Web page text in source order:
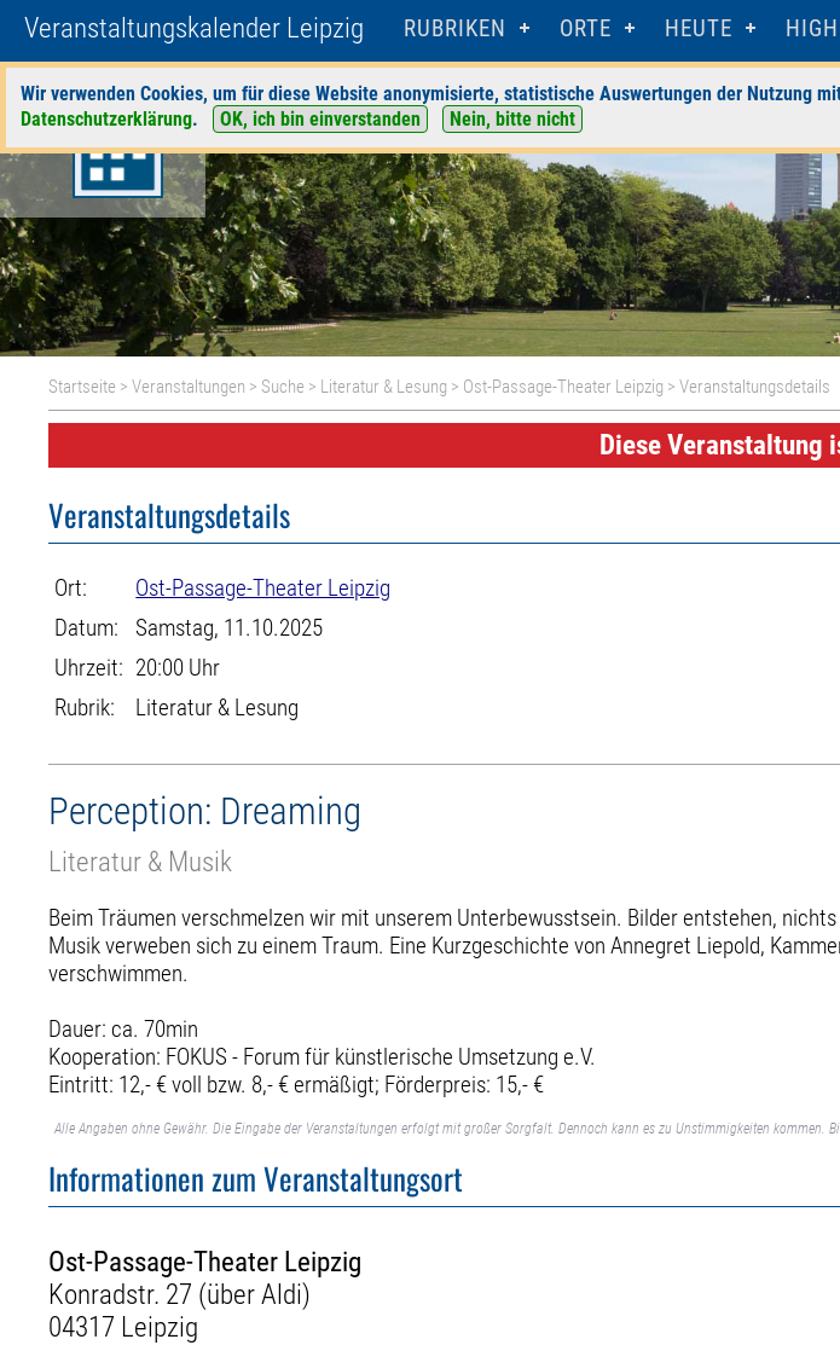
Veranstaltungskalender Leipzig RUBRIKEN ORTE HEUTE
Wir verwenden Cookies, um für diese Website anonymisierte, statistische Auswertungen der
Datenschutzerklärung. OK, ich bin einverstanden Nein, bitte nicht
Startseite >Veranstaltungen > Suche > Literatur & Lesung > Ost-Passage-Theater Leipzig > Veranstaltungsdetails
Diese Veranstaltung
Veranstaltungsdetails
Ort:
Ost-Passage-Theater Leipzig
Datum:
Samstag, 11.10.2025
Uhrzeit: 20:00 Uhr
Rubrik:
Literatur & Lesung
Perception: Dreaming
Literatur & Musik
Beim Träumen verschmelzen wir mit unserem Unterbewusstsein. Bilder entstehen,
Musik verweben sich zu einem Traum. Eine Kurzgeschichte von Annegret Liepold,
verschwimmen.
Dauer: ca. 70min
Kooperation: FOKUS - Forum für künstlerische Umsetzung e.V.
Eintritt: 12,- € voll bzw. 8,- € ermäßigt; Förderpreis: 15,- €
Alle Angaben ohne Gewähr. Die Eingabe der Veranstaltungen erfolgt mit großer Sorgfalt. Dennoch kann es zu Unstimmigkeiten kommen.
Informationen zum Veranstaltungsort
Ost-Passage-Theater Leipzig
Konradstr. 27 (über Aldi)
04317 Leipzig